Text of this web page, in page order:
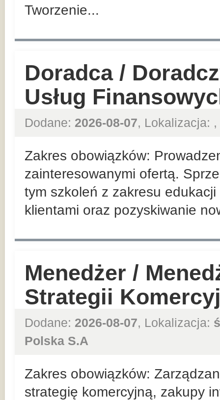
Tworzenie...
Doradca /
Usług
Dodane: 2026-08-07, Lokalizacja:
Zakres obowiązków:
zainteresowanymi ofertą.
tym szkoleń z zakresu
klientami oraz pozyskiwanie
Menedżer /
Strategii
Dodane: 2026-08-07, Lokalizacja:
Polska S.A
Zakres obowiązków:
strategię komercyjną, zakupy